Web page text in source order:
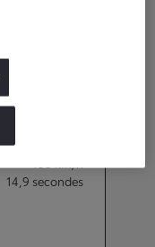
14,9 secondes